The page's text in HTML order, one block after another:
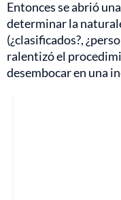
Entonces se abrió
determinar la
(¿clasificados?,
ralentizó el
desembocar en una